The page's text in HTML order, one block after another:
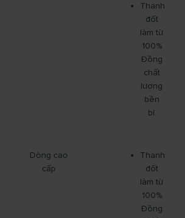
Thanh
đốt
làm từ
100%
Đồng
chất
lượng
bền
bỉ
Dòng cao
cấp
Thanh
đốt
làm từ
100%
Đồng